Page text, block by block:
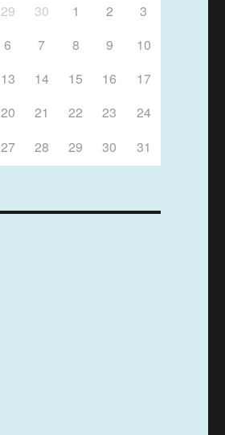
29 30 1 2
3
6 7 8 9
10
13 14 15 16
17
20 21 22 23
24
27 28 29 30 31